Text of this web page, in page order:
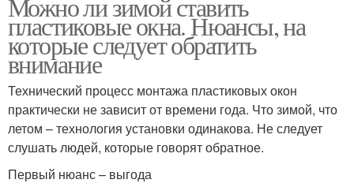
Можно ли зимой ставить
пластиковые окна. Нюансы, на
которые следует обратить
внимание
Технический процесс монтажа пластиковых окон
практически не зависит от времени года. Что зимой, что
летом – технология установки одинакова. Не следует
слушать людей, которые говорят обратное.
Первый нюанс – выгода